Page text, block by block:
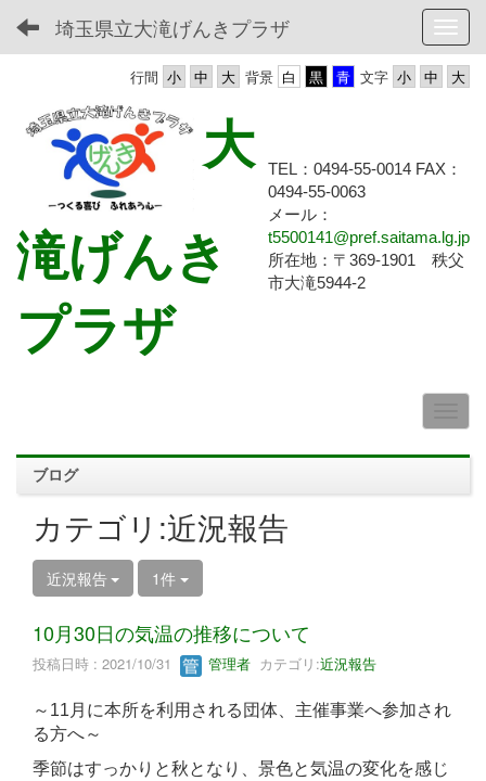
埼玉県立大滝げんきプラザ
文字
背景
行間
大
滝げんき
プラザ
TEL：0494-55-0014 FAX：
0494-55-0063
メール：
t5500141@pref.saitama.lg.jp
所在地：〒369-1901 秩父
市大滝5944-2
ブログ
カテゴリ:近況報告
近況報告 1件
10月30日の気温の推移について
投稿日時 : 2021/10/31 管理者 カテゴリ:近況報告
～11月に本所を利用される団体、主催事業へ参加され
る方へ～
季節はすっかりと秋となり、景色と気温の変化を感じ